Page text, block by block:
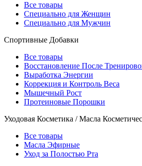
Все товары
Специально для Женщин
Специально для Мужчин
Спортивные Добавки
Все товары
Восстановление После
Выработка Энергии
Коррекция и Контроль Веса
Мышечный Рост
Протеиновые Порошки
Уходовая Косметика / Масла
Все товары
Масла Эфирные
Уход за Полостью Рта